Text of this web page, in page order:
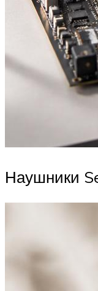
Наушники